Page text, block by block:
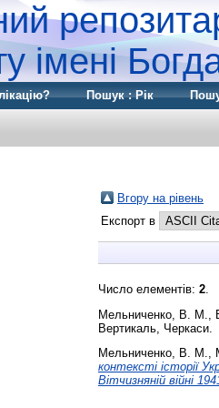
імені
Пошук : Рік
Вгору на рівень
Експорт в
Число елементів: 2
Мельниченко, В. М.
Вертикаль, Черкаси.
Мельниченко, В. М.,
контексті історії
Вітчизняній війні